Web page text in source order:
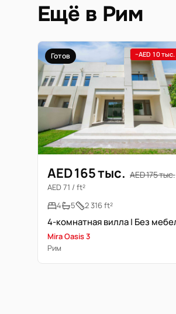
Ещё в Рим
Готов −AED 10 тыс.
AED 165 тыс. AED 175 тыс.
AED 71 / ft²
4
5 2 316 ft²
Mira Oasis 3
Рим